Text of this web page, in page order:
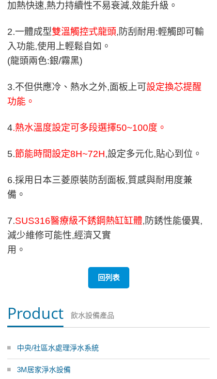
加熱快速,熱力持續性不易衰減,效能升級。
2.一體成型雙溫觸控式龍頭,防刮耐用:輕觸即可輸
入功能,使用上輕鬆自如。
(龍頭兩色:銀/霧黑)
3.不但供應冷、熱水之外,面板上可 設定換芯提醒
功能。
4.熱水溫度設定可多段選擇50~100度。
5.節能時間設定8H~72H,設定多元化,貼心到位。
6.採用日本三菱原裝防刮面板,質感與耐用度兼
備。
7.SUS316醫療級不銹鋼熱缸缸體,防銹性能優異,
減少維修可能性,經濟又實
用。
回列表
Product 飲水設備產品
中央/社區水處理淨水系統
3M居家淨水設備